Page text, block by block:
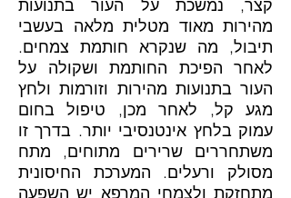
קצר, נמשכת על העור בתנועות
מהירות מאוד מטלית מלאה בעשבי
תיבול, מה שנקרא חותמת צמחים.
לאחר הפיכת החותמת ושקולה על
העור בתנועות מהירות וזורמות ולחץ
מגע קל, לאחר מכן, טיפול בחום
עמוק בלחץ אינטנסיבי יותר. בדרך זו
משתחררים שרירים מתוחים, מתח
מסולק ורעלים. המערכת החיסונית
מתחזקת ולצמחי המרפא יש השפעה